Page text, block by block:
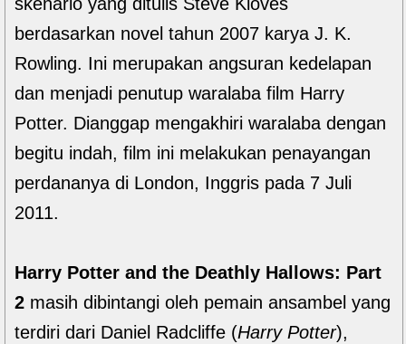
skenario yang ditulis Steve Kloves
berdasarkan novel tahun 2007 karya J. K.
Rowling. Ini merupakan angsuran kedelapan
dan menjadi penutup waralaba film Harry
Potter. Dianggap mengakhiri waralaba dengan
begitu indah, film ini melakukan penayangan
perdananya di London, Inggris pada 7 Juli
2011.
Harry Potter and the Deathly Hallows: Part
2 masih dibintangi oleh pemain ansambel yang
terdiri dari Daniel Radcliffe (Harry Potter),